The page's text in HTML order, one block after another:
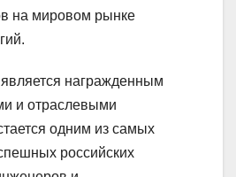
на мировом рынке
награжденным
и отраслевыми
одним из самых
российских